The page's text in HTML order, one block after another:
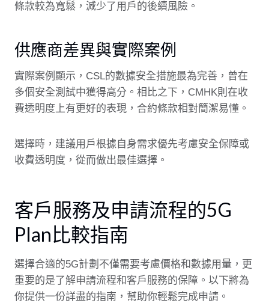
條款較為寬鬆，減少了用戶的後續風險。
供應商差異與實際案例
實際案例顯示，CSL的數據安全措施最為完善，曾在
多個安全測試中獲得高分。相比之下，CMHK則在收
費透明度上有更好的表現，合約條款相對簡潔易懂。
選擇時，建議用戶根據自身需求優先考慮安全保障或
收費透明度，從而做出最佳選擇。
客戶服務及申請流程的5G
Plan比較指南
選擇合適的5G計劃不僅需要考慮價格和數據用量，更
重要的是了解申請流程和客戶服務的保障。以下將為
你提供一份詳盡的指南，幫助你輕鬆完成申請。